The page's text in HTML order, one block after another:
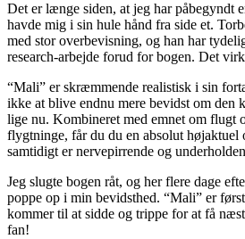
Det er længe siden, at jeg har påbegyndt
havde mig i sin hule hånd fra side et.
med stor overbevisning, og han har
research-arbejde forud for bogen. Det
“Mali” er skræmmende realistisk i sin
ikke at blive endnu mere bevidst om den
lige nu. Kombineret med emnet om flugt
flygtninge, får du du en absolut højaktuel
samtidigt er nervepirrende og
Jeg slugte bogen råt, og her flere dage
poppe op i min bevidsthed. “Mali” er
kommer til at sidde og trippe for at få
fan!